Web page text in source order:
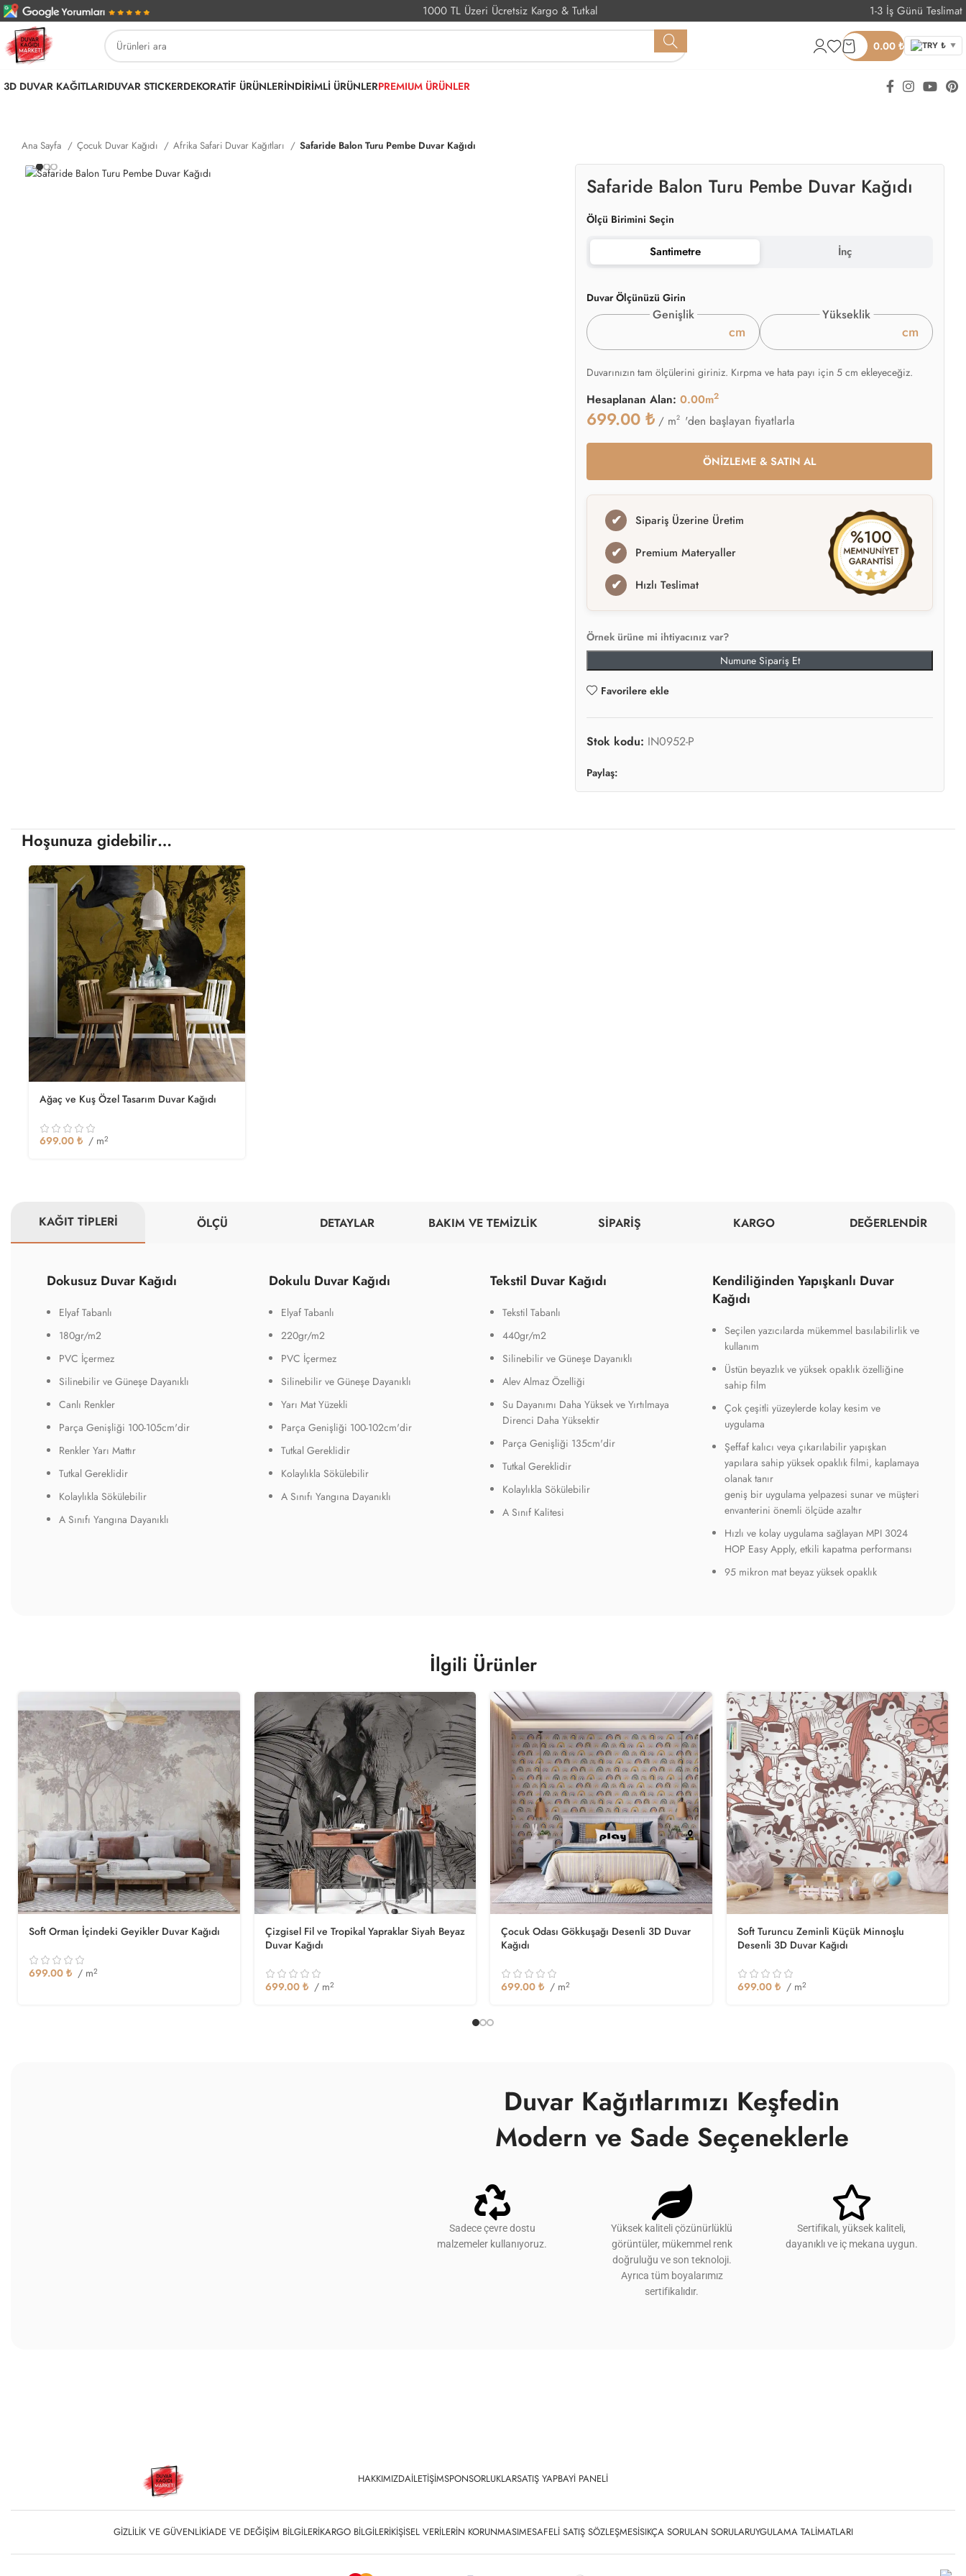
1000 TL Üzeri Ücretsiz Kargo & Tutkal 1-3 İş Günü Teslimat
0.00 ₺ TRY ₺ ▼
3D DUVAR KAĞITLARIDUVAR STICKERDEKORATİF ÜRÜNLERİNDİRİMLİ ÜRÜNLERPREMIUM ÜRÜNLER
Ana Sayfa Çocuk Duvar Kağıdı Afrika Safari Duvar Kağıtları Safaride Balon Turu Pembe Duvar Kağıdı
Safaride Balon Turu Pembe Duvar Kağıdı
Ölçü Birimini Seçin
Santimetre İnç
Duvar Ölçünüzü Girin
Genişlik
cm
Yükseklik
cm
Duvarınızın tam ölçülerini giriniz. Kırpma ve hata payı için 5 cm ekleyeceğiz.
Hesaplanan Alan:0.00m2
699.00₺ / m2 'den başlayan fiyatlarla
ÖNİZLEME & SATIN AL
✔ Sipariş Üzerine Üretim
✔ Premium Materyaller
✔ Hızlı Teslimat
Örnek ürüne mi ihtiyacınız var?
Numune Sipariş Et
Favorilere ekle
Stok kodu: IN0952-P
Paylaş:
Hoşunuza gidebilir…
Ağaç ve Kuş Özel Tasarım Duvar Kağıdı
699.00 ₺ / m2
KAĞIT TİPLERİ ÖLÇÜ DETAYLAR BAKIM VE TEMİZLİK SİPARİŞ KARGO DEĞERLENDİR
Dokusuz Duvar Kağıdı
Elyaf Tabanlı
180gr/m2
PVC İçermez
Silinebilir ve Güneşe Dayanıklı
Canlı Renkler
Parça Genişliği 100-105cm'dir
Renkler Yarı Mattır
Tutkal Gereklidir
Kolaylıkla Sökülebilir
A Sınıfı Yangına Dayanıklı
Dokulu Duvar Kağıdı
Elyaf Tabanlı
220gr/m2
PVC İçermez
Silinebilir ve Güneşe Dayanıklı
Yarı Mat Yüzekli
Parça Genişliği 100-102cm'dir
Tutkal Gereklidir
Kolaylıkla Sökülebilir
A Sınıfı Yangına Dayanıklı
Tekstil Duvar Kağıdı
Tekstil Tabanlı
440gr/m2
Silinebilir ve Güneşe Dayanıklı
Alev Almaz Özelliği
Su Dayanımı Daha Yüksek ve Yırtılmaya
Direnci Daha Yüksektir
Parça Genişliği 135cm'dir
Tutkal Gereklidir
Kolaylıkla Sökülebilir
A Sınıf Kalitesi
Kendiliğinden Yapışkanlı Duvar
Kağıdı
Seçilen yazıcılarda mükemmel basılabilirlik ve
kullanım
Üstün beyazlık ve yüksek opaklık özelliğine
sahip film
Çok çeşitli yüzeylerde kolay kesim ve
uygulama
Şeffaf kalıcı veya çıkarılabilir yapışkan
yapılara sahip yüksek opaklık filmi, kaplamaya
olanak tanır
geniş bir uygulama yelpazesi sunar ve müşteri
envanterini önemli ölçüde azaltır
Hızlı ve kolay uygulama sağlayan MPI 3024
HOP Easy Apply, etkili kapatma performansı
95 mikron mat beyaz yüksek opaklık
İlgili Ürünler
Soft Orman İçindeki Geyikler Duvar Kağıdı
699.00 ₺ / m2
Çizgisel Fil ve Tropikal Yapraklar Siyah Beyaz
Duvar Kağıdı
699.00 ₺ / m2
Çocuk Odası Gökkuşağı Desenli 3D Duvar
Kağıdı
699.00 ₺ / m2
Soft Turuncu Zeminli Küçük Minnoşlu
Desenli 3D Duvar Kağıdı
699.00 ₺ / m2
Duvar Kağıtlarımızı Keşfedin
Modern ve Sade Seçeneklerle
Sadece çevre dostu
malzemeler kullanıyoruz.
Yüksek kaliteli çözünürlüklü
görüntüler, mükemmel renk
doğruluğu ve son teknoloji.
Ayrıca tüm boyalarımız
sertifikalıdır.
Sertifikalı, yüksek kaliteli,
dayanıklı ve iç mekana uygun.
HAKKIMIZDAİLETIŞIMSPONSORLUKLARSATIŞ YAPBAYI PANELI
GIZLILIK VE GÜVENLIKİADE VE DEĞIŞIM BILGILERIKARGO BILGILERIKIŞISEL VERILERIN KORUNMASIMESAFELI SATIŞ SÖZLEŞMESISIKÇA SORULAN SORULARUYGULAMA TALIMATLARI